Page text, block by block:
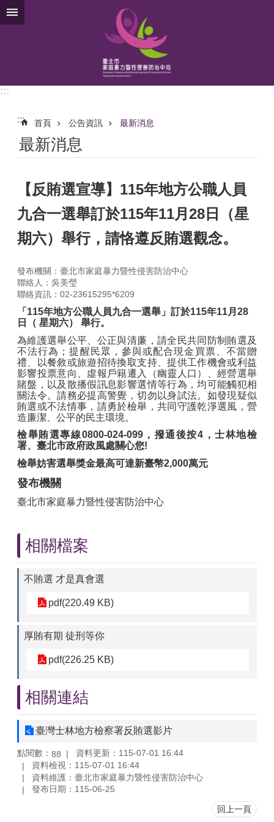
跳到主要內容區塊
:::
::: 首頁 公告資訊 最新消息
最新消息
【反賄選宣導】115年地方公職人員
九合一選舉訂於115年11月28日（星
期六）舉行，請恪遵反賄選觀念。
發布機關：臺北市家庭暴力暨性侵害防治中心
聯絡人：吳美瑩
聯絡資訊：02-23615295*6209
「 115年地方公職人員九合一選舉」訂於115年11月 28
日（ 星期六）
舉行。
為維護選舉公平、公正與清廉，請全民共同防制賄選及
不法行為 ； 提醒民眾，參與或配合現金買票、不當贈
禮、以餐敘或旅遊招待換取支持、提供工作機會或利益
影響投票意向、虛報戶籍遷入（幽靈人口）、經營選舉
賭盤，以及散播假訊息影響選情等行為，均可能觸犯相
關法令。請務必提高警覺，切勿以身試法。如發現疑似
賄選或不法情事，請勇於檢舉，共同守護乾淨選風，營
造廉潔、公平的民主環境。
檢舉賄選專線0800-024-099，撥通後按4 ，士林地檢
署、臺北市政府政風處關心您!
檢舉妨害選舉獎金最高可達新臺幣2,000萬元
發布機關
臺北市家庭暴力暨性侵害防治中心
相關檔案
不賄選 才是真會選
pdf(220.49 KB)
厚賄有期 徒刑等你
pdf(226.25 KB)
相關連結
臺灣士林地方檢察署反賄選影片
點閱數： 88
資料更新：115-07-01 16:44
資料檢視：115-07-01 16:44
資料維護：臺北市家庭暴力暨性侵害防治中心
發布日期：115-06-25
回上一頁